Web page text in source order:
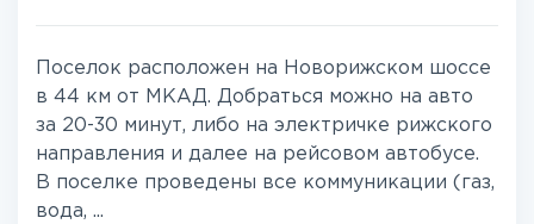
Поселок расположен на Новорижском шоссе
в 44 км от МКАД. Добраться можно на авто
за 20-30 минут, либо на электричке рижского
направления и далее на рейсовом автобусе.
В поселке проведены все коммуникации (газ,
вода, ...